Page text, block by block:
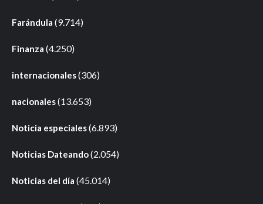
Farándula (9.714)
Finanza (4.250)
internacionales(306)
nacionales(13.653)
Noticia especiales(6.893)
Noticias Dateando(2.054)
Noticias del día (45.014)